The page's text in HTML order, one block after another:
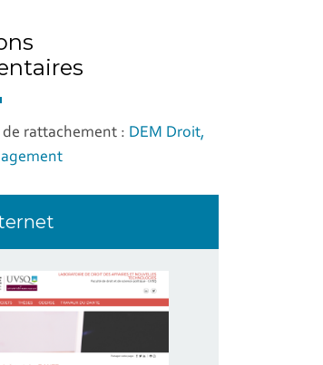
rattachement : DEM Droit,